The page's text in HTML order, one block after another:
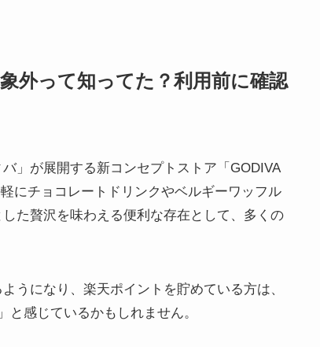
外って知ってた？利用前に確認
」が展開する新コンセプトストア「GODIVA
にチョコレートドリンクやベルギーワッフル
た贅沢を味わえる便利な存在として、多くの
うになり、楽天ポイントを貯めている方は、
と感じているかもしれません。